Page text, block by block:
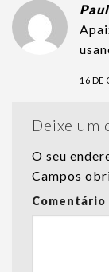
16 DE
Deixe um
O seu
Campos
Comentário